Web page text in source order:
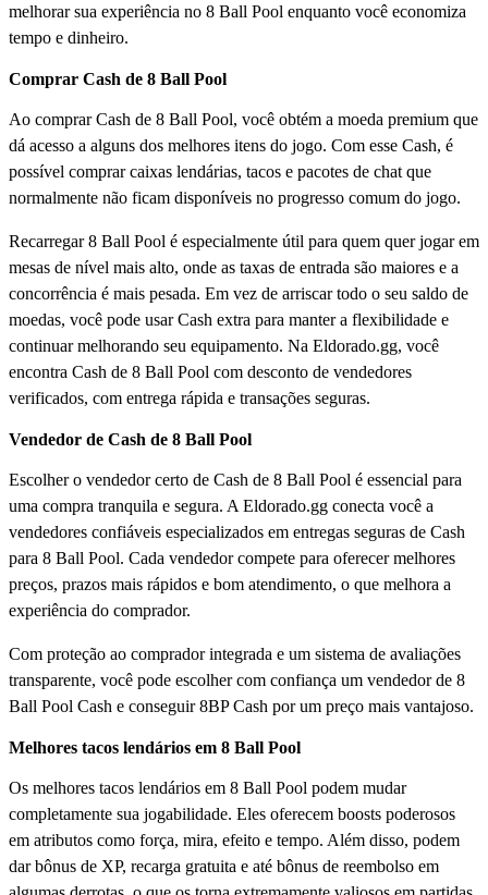
melhorar sua experiência no 8 Ball Pool enquanto você economiza
tempo e dinheiro.
Comprar Cash de 8 Ball Pool
Ao comprar Cash de 8 Ball Pool, você obtém a moeda premium que
dá acesso a alguns dos melhores itens do jogo. Com esse Cash, é
possível comprar caixas lendárias, tacos e pacotes de chat que
normalmente não ficam disponíveis no progresso comum do jogo.
Recarregar 8 Ball Pool é especialmente útil para quem quer jogar em
mesas de nível mais alto, onde as taxas de entrada são maiores e a
concorrência é mais pesada. Em vez de arriscar todo o seu saldo de
moedas, você pode usar Cash extra para manter a flexibilidade e
continuar melhorando seu equipamento. Na Eldorado.gg, você
encontra Cash de 8 Ball Pool com desconto de vendedores
verificados, com entrega rápida e transações seguras.
Vendedor de Cash de 8 Ball Pool
Escolher o vendedor certo de Cash de 8 Ball Pool é essencial para
uma compra tranquila e segura. A Eldorado.gg conecta você a
vendedores confiáveis especializados em entregas seguras de Cash
para 8 Ball Pool. Cada vendedor compete para oferecer melhores
preços, prazos mais rápidos e bom atendimento, o que melhora a
experiência do comprador.
Com proteção ao comprador integrada e um sistema de avaliações
transparente, você pode escolher com confiança um vendedor de 8
Ball Pool Cash e conseguir 8BP Cash por um preço mais vantajoso.
Melhores tacos lendários em 8 Ball Pool
Os melhores tacos lendários em 8 Ball Pool podem mudar
completamente sua jogabilidade. Eles oferecem boosts poderosos
em atributos como força, mira, efeito e tempo. Além disso, podem
dar bônus de XP, recarga gratuita e até bônus de reembolso em